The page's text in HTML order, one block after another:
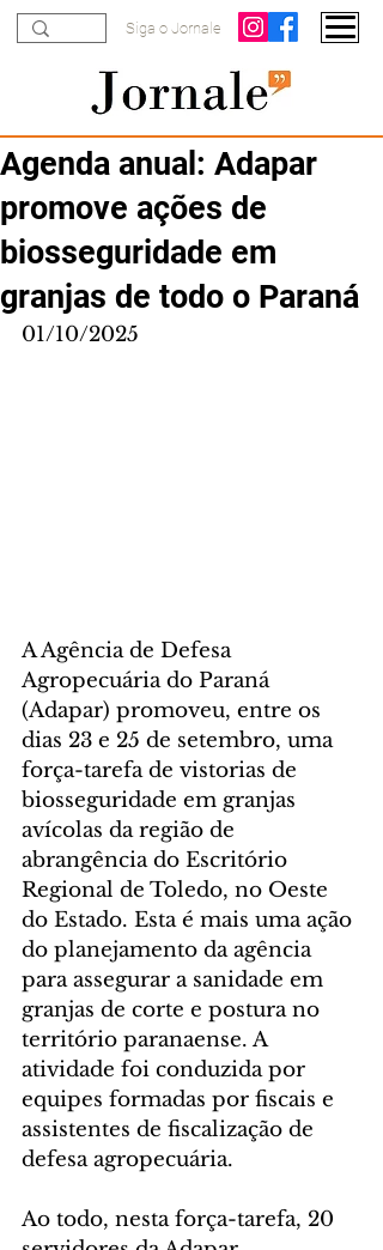
Siga o Jornale
Agenda anual: Adapar
promove ações de
biosseguridade em
granjas de todo o Paraná
01/10/2025
A Agência de Defesa
Agropecuária do Paraná
(Adapar) promoveu, entre os
dias 23 e 25 de setembro, uma
força-tarefa de vistorias de
biosseguridade em granjas
avícolas da região de
abrangência do Escritório
Regional de Toledo, no Oeste
do Estado. Esta é mais uma ação
do planejamento da agência
para assegurar a sanidade em
granjas de corte e postura no
território paranaense. A
atividade foi conduzida por
equipes formadas por fiscais e
assistentes de fiscalização de
defesa agropecuária.
Ao todo, nesta força-tarefa, 20